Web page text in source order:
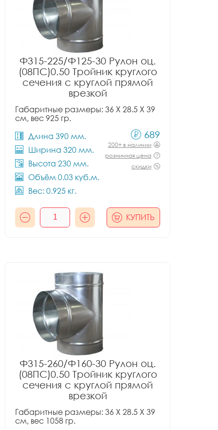
Ф315-225/Ф125-30 Рулон оц.
(08ПС)0.50 Тройник круглого
сечения с круглой прямой
врезкой
Габаритные размеры: 36 X 28.5 X 39
см, вес 925 гр.
Длина 390 мм.
Ширина 320 мм.
Высота 230 мм.
Объём 0.03 куб.м.
Вес: 0.925 кг.
689
200+ в наличии
розничная цена
скидки
КУПИТЬ
Ф315-260/Ф160-30 Рулон оц.
(08ПС)0.50 Тройник круглого
сечения с круглой прямой
врезкой
Габаритные размеры: 36 X 28.5 X 39
см, вес 1058 гр.